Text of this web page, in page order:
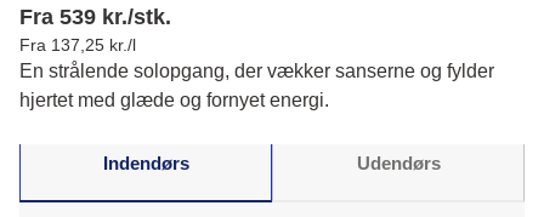
Fra 539 kr./stk.
Fra 137,25 kr./l
En strålende solopgang, der vækker sanserne og fylder
hjertet med glæde og fornyet energi.
Indendørs Udendørs